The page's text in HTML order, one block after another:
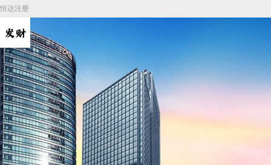
恒达注册